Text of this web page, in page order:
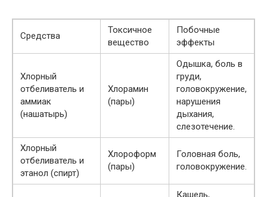
Средства
Токсичное
вещество
Побочные
эффекты
Хлорный
отбеливатель и
аммиак
(нашатырь)
Хлорамин
(пары)
Одышка, боль в
груди,
головокружение,
нарушения
дыхания,
слезотечение.
Хлорный
отбеливатель и
этанол (спирт)
Хлороформ
(пары)
Головная боль,
головокружение.
Кашель,